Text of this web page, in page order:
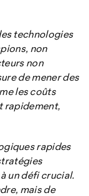
technologies
non
non
de mener des
les coûts
rapidement,
rapides
un défi crucial.
mais de